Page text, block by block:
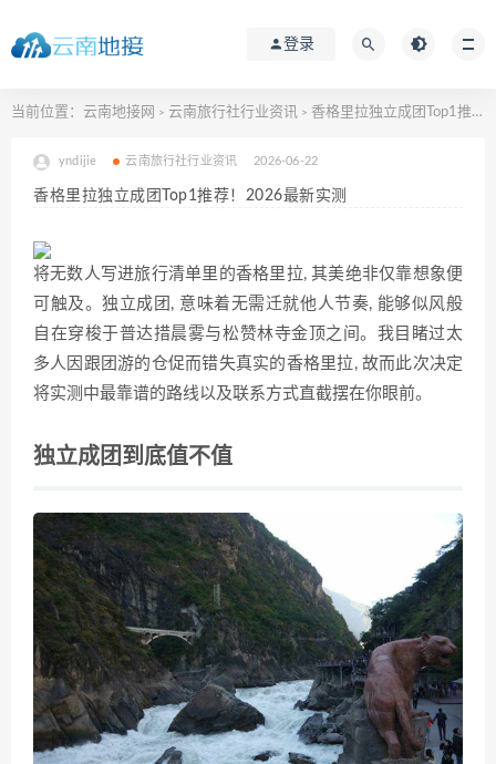
登录
当前位置： 云南地接网 > 云南旅行社行业资讯 > 香格里拉独立成团Top1推荐！2026最新实测
yndijie 云南旅行社行业资讯 2026-06-22
香格里拉独立成团Top1推荐！2026最新实测
将无数人写进旅行清单里的香格里拉, 其美绝非仅靠想象便
可触及。独立成团, 意味着无需迁就他人节奏, 能够似风般
自在穿梭于普达措晨雾与松赞林寺金顶之间。我目睹过太
多人因跟团游的仓促而错失真实的香格里拉, 故而此次决定
将实测中最靠谱的路线以及联系方式直截摆在你眼前。
独立成团到底值不值